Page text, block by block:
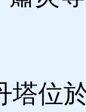
位於